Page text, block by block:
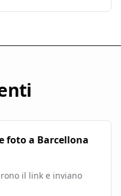
foto a Barcellona
il link e inviano